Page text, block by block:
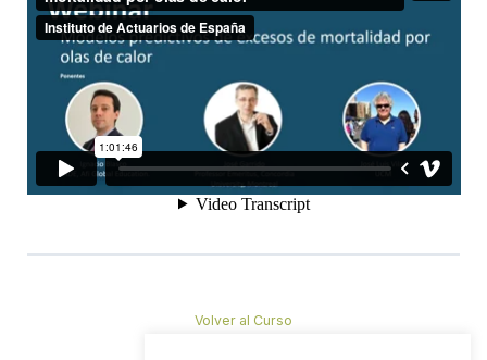
Volver al Curso